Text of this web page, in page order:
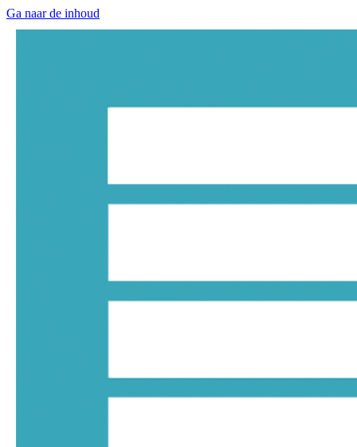
Ga naar de inhoud